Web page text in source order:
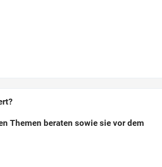
Themen beraten sowie sie vor dem